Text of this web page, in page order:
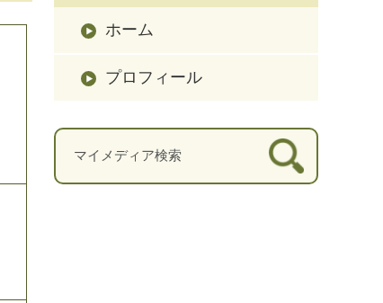
ホーム
プロフィール